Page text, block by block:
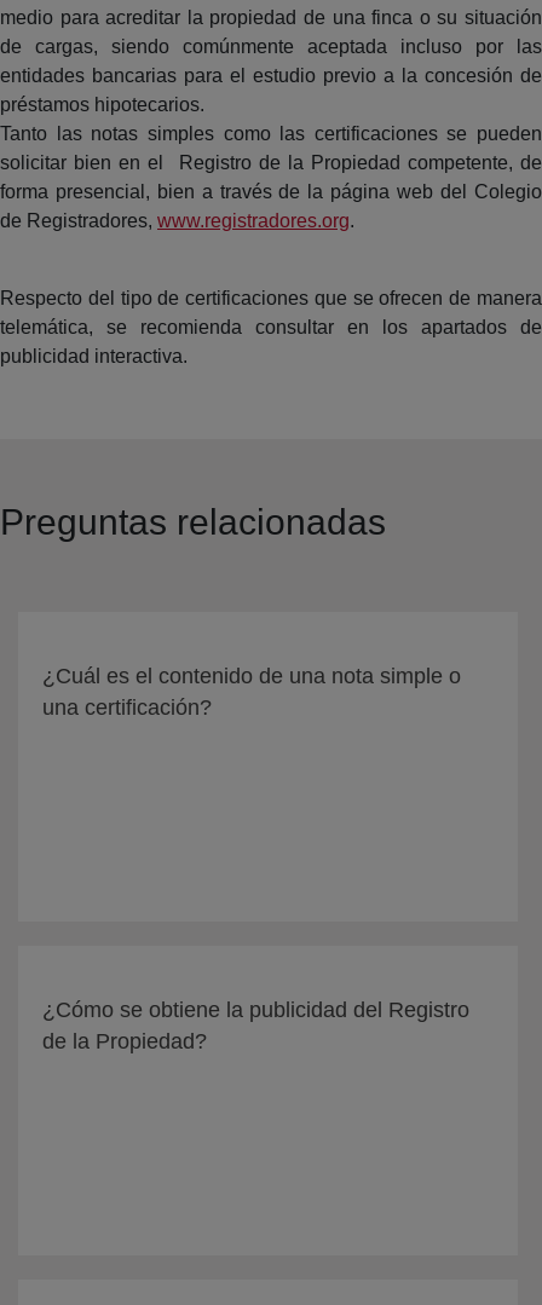
medio para acreditar la propiedad de una finca o su situación
de cargas, siendo comúnmente aceptada incluso por las
entidades bancarias para el estudio previo a la concesión de
préstamos hipotecarios.
Tanto las notas simples como las certificaciones se pueden
solicitar bien en el Registro de la Propiedad competente, de
forma presencial, bien a través de la página web del Colegio
de Registradores, www.registradores.org.
Respecto del tipo de certificaciones que se ofrecen de manera
telemática, se recomienda consultar en los apartados de
publicidad interactiva.
Preguntas relacionadas
¿Cuál es el contenido de una nota simple o
una certificación?
¿Cómo se obtiene la publicidad del Registro
de la Propiedad?